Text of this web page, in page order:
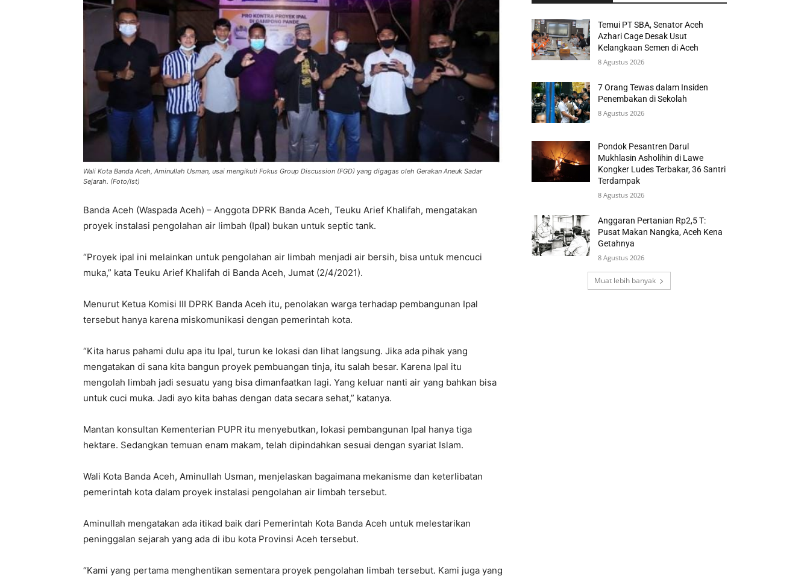
Wali Kota Banda Aceh, Aminullah Usman, usai mengikuti Fokus Group Discussion (FGD) yang digagas oleh Gerakan Aneuk Sadar
Sejarah. (Foto/Ist)
Banda Aceh (Waspada Aceh) – Anggota DPRK Banda Aceh, Teuku Arief Khalifah, mengatakan
proyek instalasi pengolahan air limbah (Ipal) bukan untuk septic tank.
“Proyek ipal ini melainkan untuk pengolahan air limbah menjadi air bersih, bisa untuk mencuci
muka,” kata Teuku Arief Khalifah di Banda Aceh, Jumat (2/4/2021).
Menurut Ketua Komisi III DPRK Banda Aceh itu, penolakan warga terhadap pembangunan Ipal
tersebut hanya karena miskomunikasi dengan pemerintah kota.
“Kita harus pahami dulu apa itu Ipal, turun ke lokasi dan lihat langsung. Jika ada pihak yang
mengatakan di sana kita bangun proyek pembuangan tinja, itu salah besar. Karena Ipal itu
mengolah limbah jadi sesuatu yang bisa dimanfaatkan lagi. Yang keluar nanti air yang bahkan bisa
untuk cuci muka. Jadi ayo kita bahas dengan data secara sehat,” katanya.
Mantan konsultan Kementerian PUPR itu menyebutkan, lokasi pembangunan Ipal hanya tiga
hektare. Sedangkan temuan enam makam, telah dipindahkan sesuai dengan syariat Islam.
Wali Kota Banda Aceh, Aminullah Usman, menjelaskan bagaimana mekanisme dan keterlibatan
pemerintah kota dalam proyek instalasi pengolahan air limbah tersebut.
Aminullah mengatakan ada itikad baik dari Pemerintah Kota Banda Aceh untuk melestarikan
peninggalan sejarah yang ada di ibu kota Provinsi Aceh tersebut.
“Kami yang pertama menghentikan sementara proyek pengolahan limbah tersebut. Kami juga yang
Temui PT SBA, Senator Aceh
Azhari Cage Desak Usut
Kelangkaan Semen di Aceh
8 Agustus 2026
7 Orang Tewas dalam Insiden
Penembakan di Sekolah
8 Agustus 2026
Pondok Pesantren Darul
Mukhlasin Asholihin di Lawe
Kongker Ludes Terbakar, 36 Santri
Terdampak
8 Agustus 2026
Anggaran Pertanian Rp2,5 T:
Pusat Makan Nangka, Aceh Kena
Getahnya
8 Agustus 2026
Muat lebih banyak